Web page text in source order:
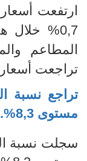
ارتفعت
0,7%
المطاعم
تراجعت
تراجع نسبة
مستوى 8,3%.
سجلت نسبة